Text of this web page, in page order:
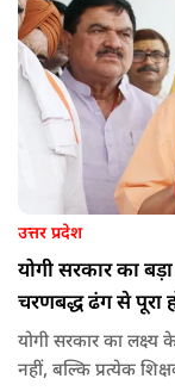
उत्तर प्रदेश
योगी सरकार का
चरणबद्ध ढंग से पूरा
योगी सरकार का लक्ष्य
नहीं, बल्कि प्रत्येक